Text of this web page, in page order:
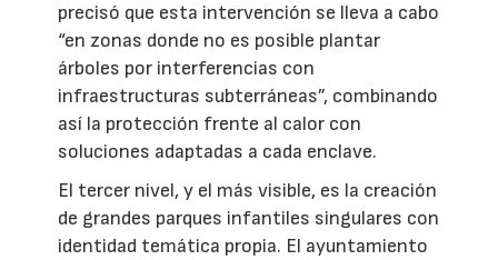
precisó que esta intervención se lleva a cabo
“en zonas donde no es posible plantar
árboles por interferencias con
infraestructuras subterráneas”, combinando
así la protección frente al calor con
soluciones adaptadas a cada enclave.
El tercer nivel, y el más visible, es la creación
de grandes parques infantiles singulares con
identidad temática propia. El ayuntamiento